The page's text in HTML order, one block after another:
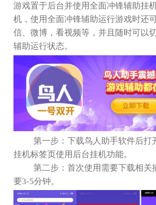
游戏置于后台并使用全面冲锋辅助挂
机，使用全面冲锋辅助运行游戏时还
信、微博，看视频等，并且随时可以
辅助运行状态。
第一步：下载鸟人助手软件后打
挂机标签页使用后台挂机功能。
第二步：首次使用需要下载相关
要3-5分钟。